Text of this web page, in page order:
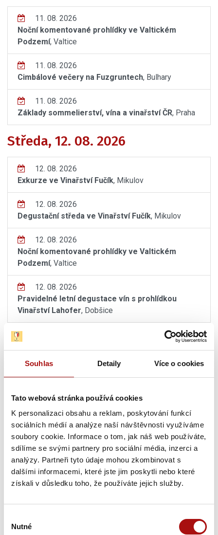
Souhlas Detaily Více o cookies
Tato webová stránka používá cookies
K personalizaci obsahu a reklam, poskytování funkcí
sociálních médií a analýze naší návštěvnosti využíváme
soubory cookie. Informace o tom, jak náš web používáte,
sdílíme se svými partnery pro sociální média, inzerci a
analýzy. Partneři tyto údaje mohou zkombinovat s
dalšími informacemi, které jste jim poskytli nebo které
získali v důsledku toho, že používáte jejich služby.
souhlasu
Nutné
11. 08. 2026
Noční komentované prohlídky ve Valtickém
Podzemí, Valtice
11. 08. 2026
Cimbálové večery na Fuzgruntech, Bulhary
11. 08. 2026
Základy sommelierství, vína a vinařství ČR, Praha
Středa, 12. 08. 2026
12. 08. 2026
Exkurze ve Vinařství Fučík, Mikulov
12. 08. 2026
Degustační středa ve Vinařství Fučík, Mikulov
12. 08. 2026
Noční komentované prohlídky ve Valtickém
Podzemí, Valtice
12. 08. 2026
Pravidelné letní degustace vín s prohlídkou
Vinařství Lahofer, Dobšice
Čtvrtek, 13. 08. 2026
13. 08. 2026
Letní procházka Znojmem s ochutnávkou vín,
13. 08. 2026
Hudba na vinicích: Krhut & Kozub – Vinařství
JOHANN W, Třebívlice
13. 08. 2026
Zlatá hodinka v Mikrosvínu , Dolní Dunajovice